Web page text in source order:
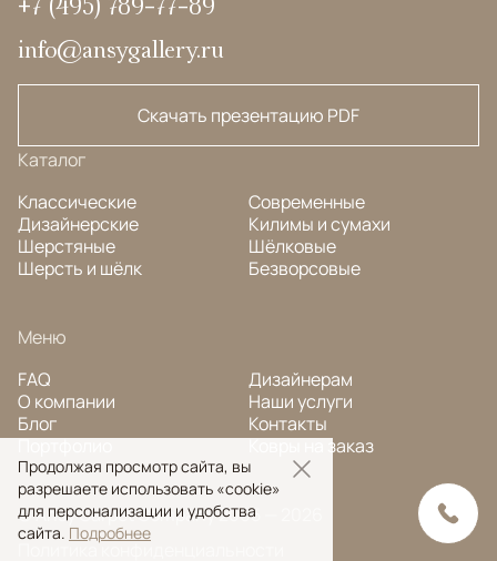
+7 (495) 789-77-89
info@ansygallery.ru
Скачать презентацию PDF
Каталог
Классические
Дизайнерские
Шерстяные
Шерсть и шёлк
Современные
Килимы и сумахи
Шёлковые
Безворсовые
Меню
FAQ
О компании
Блог
Портфолио
Дизайнерам
Наши услуги
Контакты
Ковры на заказ
© Ansy Carpet Company 2005 — 2026
Политика конфиденциальности
Продолжая просмотр сайта, вы
разрешаете использовать «cookie»
для персонализации и удобства
сайта. Подробнее